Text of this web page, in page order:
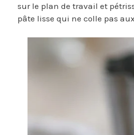
sur le plan de travail et
pâte lisse qui ne colle pas